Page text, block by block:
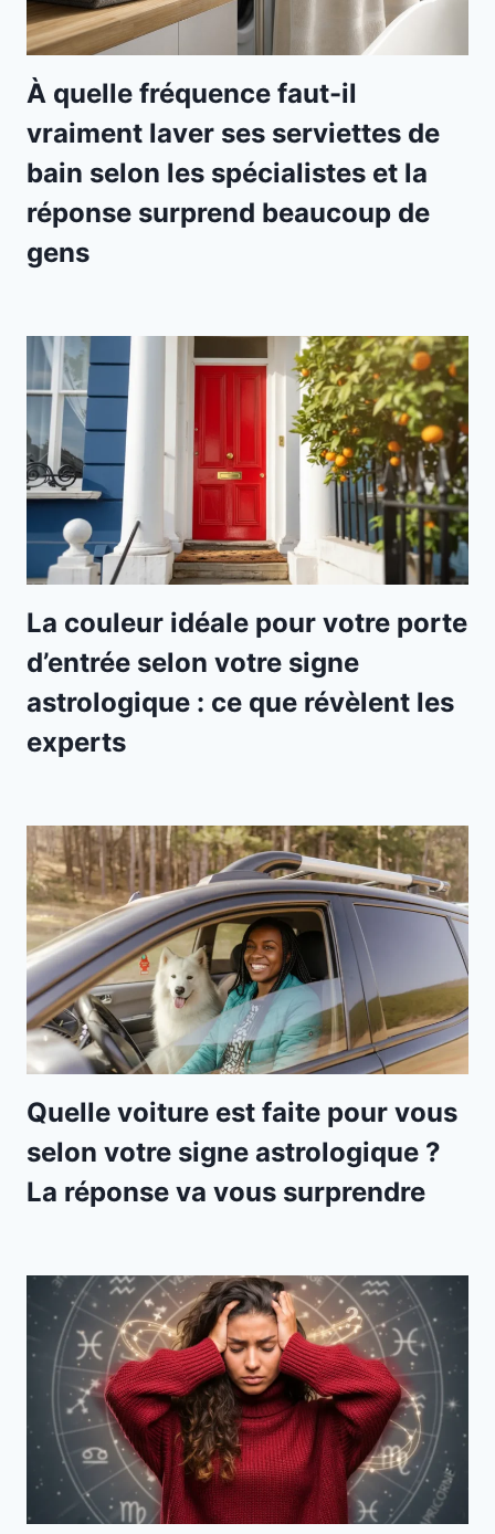
À quelle fréquence faut-il
vraiment laver ses serviettes de
bain selon les spécialistes et la
réponse surprend beaucoup de
gens
La couleur idéale pour votre porte
d’entrée selon votre signe
astrologique : ce que révèlent les
experts
Quelle voiture est faite pour vous
selon votre signe astrologique ?
La réponse va vous surprendre